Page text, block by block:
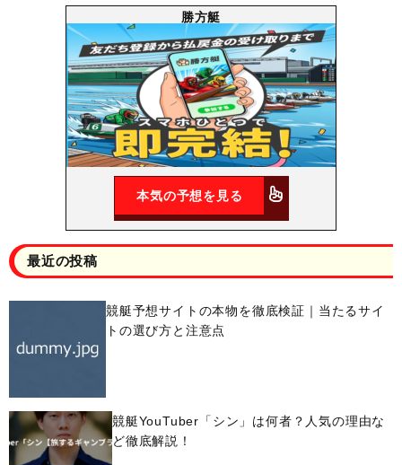
勝方艇
本気の予想を見る
最近の投稿
競艇予想サイトの本物を徹底検証｜当たるサイ
トの選び方と注意点
競艇YouTuber「シン」は何者？人気の理由な
ど徹底解説！